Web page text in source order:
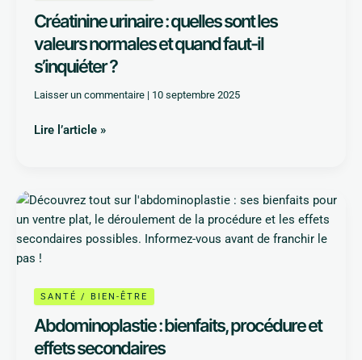
Créatinine urinaire : quelles sont les
valeurs normales et quand faut-il
s’inquiéter ?
Laisser un commentaire | 10 septembre 2025
valeurs
normales
et
quand
faut-
s’inquiéter
Lire l’article »
SANTÉ / BIEN-ÊTRE
Abdominoplastie : bienfaits, procédure et
effets secondaires
Abdominoplastie
:
bienfaits,
procédure
effets
secondaires